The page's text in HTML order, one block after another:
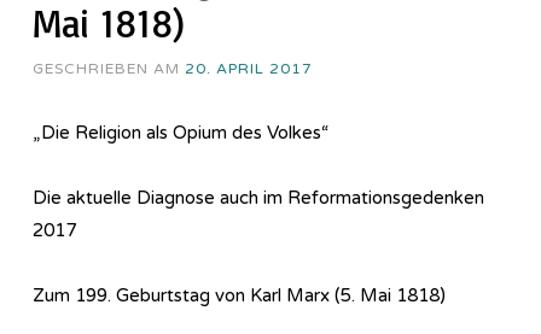
Mai 1818)
GESCHRIEBEN AM 20. APRIL 2017
„Die Religion als Opium des Volkes“
Die aktuelle Diagnose auch im Reformationsgedenken
2017
Zum 199. Geburtstag von Karl Marx (5. Mai 1818)